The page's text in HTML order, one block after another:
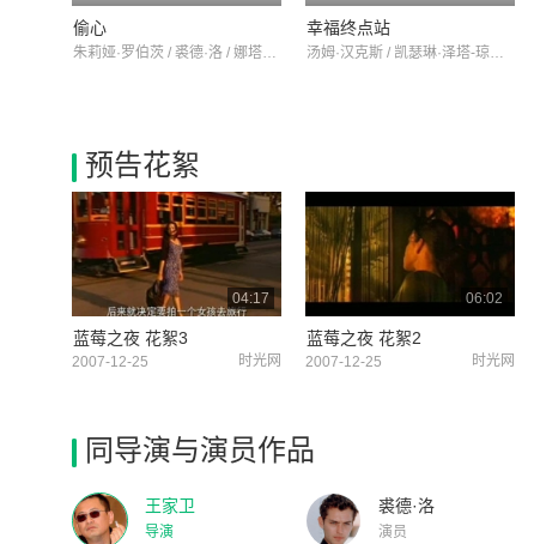
偷心
朱莉娅·罗伯茨 / 裘德·洛 / 娜塔莉·波特曼
幸福终点站
汤姆·汉克斯 / 凯瑟琳·泽塔-琼斯 / 斯坦利·图齐
预告花絮
04:17
蓝莓之夜 花絮3
2007-12-25 时光网
06:02
蓝莓之夜 花絮2
2007-12-25 时光网
同导演与演员作品
王家卫
导演
裘德·洛
演员